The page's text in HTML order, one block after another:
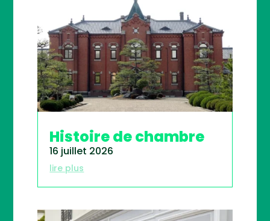
Histoire de chambre
16 juillet 2026
lire plus